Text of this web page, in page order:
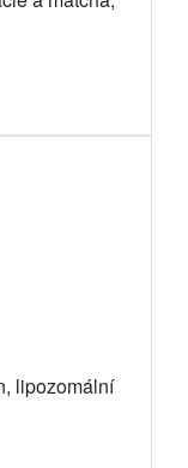
lipozomální